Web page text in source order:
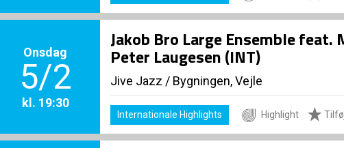
Onsdag
5/2
kl. 19:30
Jakob Bro Large Ensemble feat.
Peter Laugesen (INT)
Jive Jazz / Bygningen, Vejle
Internationale Highlights Highlight